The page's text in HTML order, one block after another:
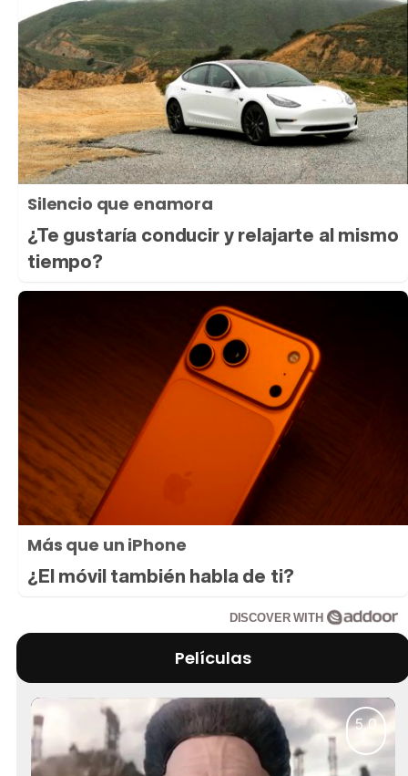
Silencio que enamora
¿Te gustaría conducir y relajarte al mismo
tiempo?
Más que un iPhone
¿El móvil también habla de ti?
DISCOVER WITH
Películas
5,0